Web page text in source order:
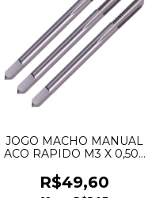
JOGO MACHO MANUAL
ACO RAPIDO M3 X 0,50 -
R$49,60